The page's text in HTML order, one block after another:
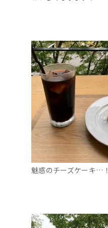
魅惑のチーズケーキ…！